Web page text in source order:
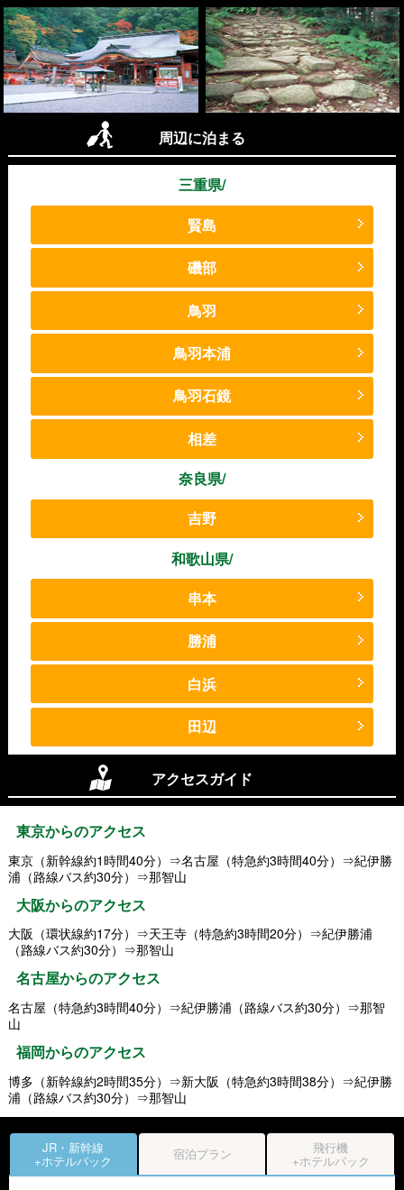
周辺に泊まる
三重県/
賢島
磯部
鳥羽
鳥羽本浦
鳥羽石鏡
相差
奈良県/
吉野
和歌山県/
串本
勝浦
白浜
田辺
アクセスガイド
東京からのアクセス
東京（新幹線約1時間40分）⇒名古屋（特急約3時間40分）⇒紀伊勝
浦（路線バス約30分）⇒那智山
大阪からのアクセス
大阪（環状線約17分）⇒天王寺（特急約3時間20分）⇒紀伊勝浦
（路線バス約30分）⇒那智山
名古屋からのアクセス
名古屋（特急約3時間40分）⇒紀伊勝浦（路線バス約30分）⇒那智
山
福岡からのアクセス
博多（新幹線約2時間35分）⇒新大阪（特急約3時間38分）⇒紀伊勝
浦（路線バス約30分）⇒那智山
JR・新幹線
+ホテルパック 宿泊プラン 飛行機
+ホテルパック